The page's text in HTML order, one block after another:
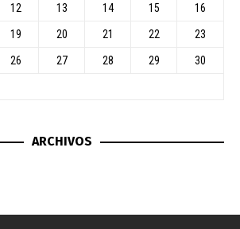
12 13 14 15 16
19 20 21 22 23
26 27 28 29 30
ARCHIVOS